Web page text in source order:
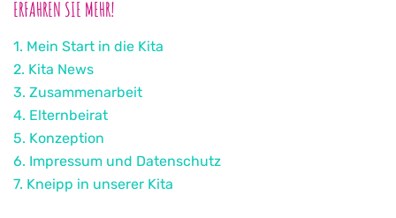
ERFAHREN SIE MEHR!
1. Mein Start in die Kita
2. Kita News
3. Zusammenarbeit
4. Elternbeirat
5. Konzeption
6. Impressum und Datenschutz
7. Kneipp in unserer Kita